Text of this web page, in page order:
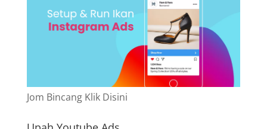
Jom Bincang Klik Disini